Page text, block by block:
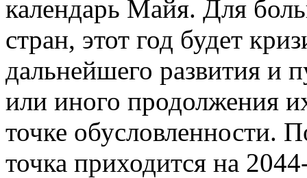
календарь Майя. Для
стран, этот год будет
дальнейшего развития и
или иного продолжения
точке обусловленности.
точка приходится на